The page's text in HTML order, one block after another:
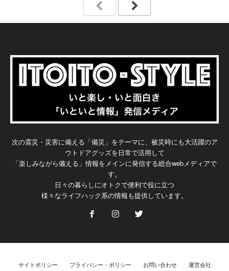
次の震災・災害に備える「備災」をテーマに、被災時にも大活躍のア
ウトドアグッズを日常で活用して
「楽しみながら備える」情報をメインに発信する総合webメディアで
す。
日々の暮らしにオトクで便利で役に立つ
様々なライフハック系の情報も提供しています。
サイトポリシー プライバシー・ポリシー お問い合わせ 運営会社